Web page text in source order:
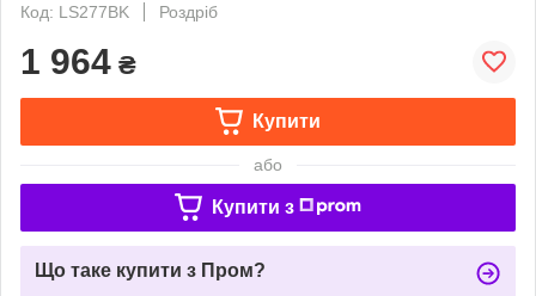
Код: LS277BK
Роздріб
1 964 ₴
Купити
або
Купити з
Що таке купити з Пром?